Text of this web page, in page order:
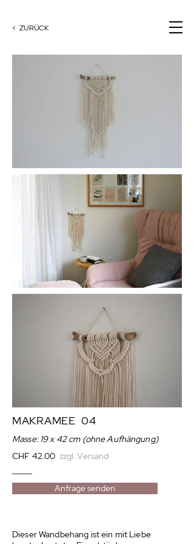
< ZURÜCK
MAKRAMEE 04
Masse: 19 x 42 cm (ohne Aufhängung)
CHF 42.00 zzgl. Versand
Anfrage senden
Dieser Wandbehang ist ein mit Liebe